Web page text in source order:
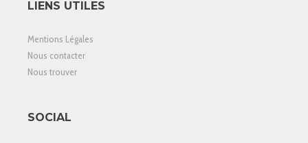
LIENS UTILES
Mentions Légales
Nous contacter
Nous trouver
SOCIAL